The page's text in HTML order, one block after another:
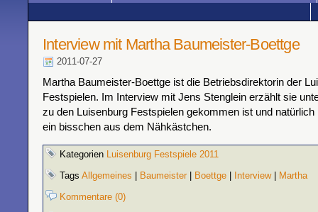
Interview mit Martha Baumeister-Boettge
2011-07-27
Martha Baumeister-Boettge ist die Betriebsdirektorin der
Festspielen. Im Interview mit Jens Stenglein erzählt sie
zu den Luisenburg Festspielen gekommen ist und natürlich
ein bisschen aus dem Nähkästchen.
Kategorien Luisenburg Festspiele 2011
Tags Allgemeines Baumeister Boettge Interview|
Martha
Kommentare (0)